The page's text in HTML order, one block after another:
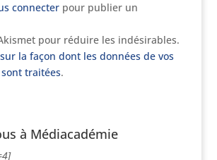
connecterpour publier un
pour réduire les indésirables.
la façon dont les données de vos
traitées.
à Médiacadémie